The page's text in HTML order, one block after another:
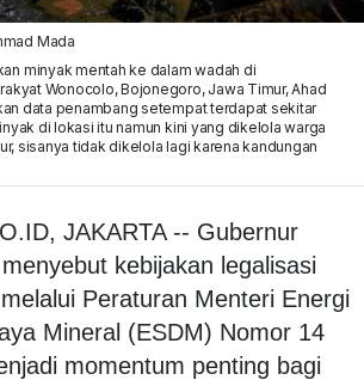
Mada
minyak mentah ke dalam wadah di
Wonocolo, Bojonegoro, Jawa Timur, Ahad
data penambang setempat terdapat sekitar
di lokasi itu namun kini yang dikelola warga
sisanya tidak dikelola lagi karena kandungan
JAKARTA -- Gubernur
kebijakan legalisasi
melalui Peraturan Menteri Energi
Mineral (ESDM) Nomor 14
momentum penting bagi